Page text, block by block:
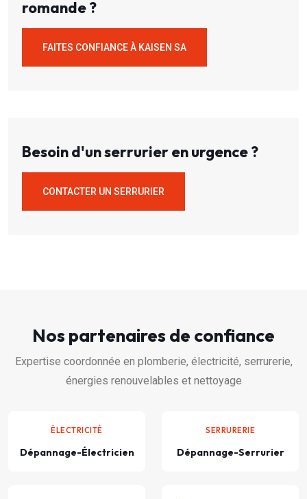
romande ?
FAITES CONFIANCE À KAISEN SA
Besoin d'un serrurier en urgence ?
CONTACTER UN SERRURIER
Nos partenaires de confiance
Expertise coordonnée en plomberie, électricité, serrurerie,
énergies renouvelables et nettoyage
ÉLECTRICITÉ
Dépannage-Électricien
SERRURERIE
Dépannage-Serrurier